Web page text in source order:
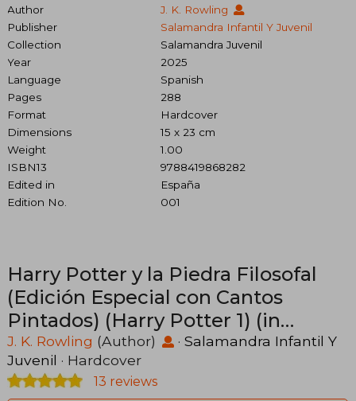
Author
J. K. Rowling
Publisher
Salamandra Infantil Y Juvenil
Collection
Salamandra Juvenil
Year
2025
Language
Spanish
Pages
288
Format
Hardcover
Dimensions
15 x 23 cm
Weight
1.00
ISBN13
9788419868282
Edited in
España
Edition No.
001
Harry Potter y la Piedra Filosofal
(Edición Especial con Cantos
Pintados) (Harry Potter 1) (in
Spanish)
J. K. Rowling (Author) · Salamandra Infantil Y
Juvenil · Hardcover
13 reviews